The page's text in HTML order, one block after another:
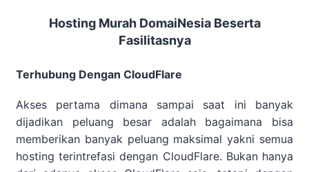
Hosting Murah DomaiNesia Beserta
Fasilitasnya
Terhubung Dengan CloudFlare
Akses pertama dimana sampai saat ini banyak
dijadikan peluang besar adalah bagaimana bisa
memberikan banyak peluang maksimal yakni semua
hosting terintrefasi dengan CloudFlare. Bukan hanya